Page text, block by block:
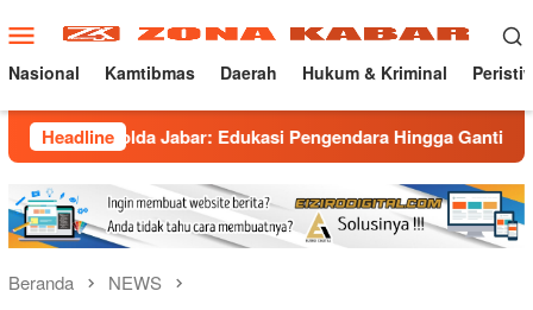
ke
konten
Menu
Mobile
Nasional Kamtibmas Daerah Hukum & Kriminal
Headline
Jabar: Edukasi Pengendara Hingga Ganti Knalpot Sukarela
Beranda NEWS